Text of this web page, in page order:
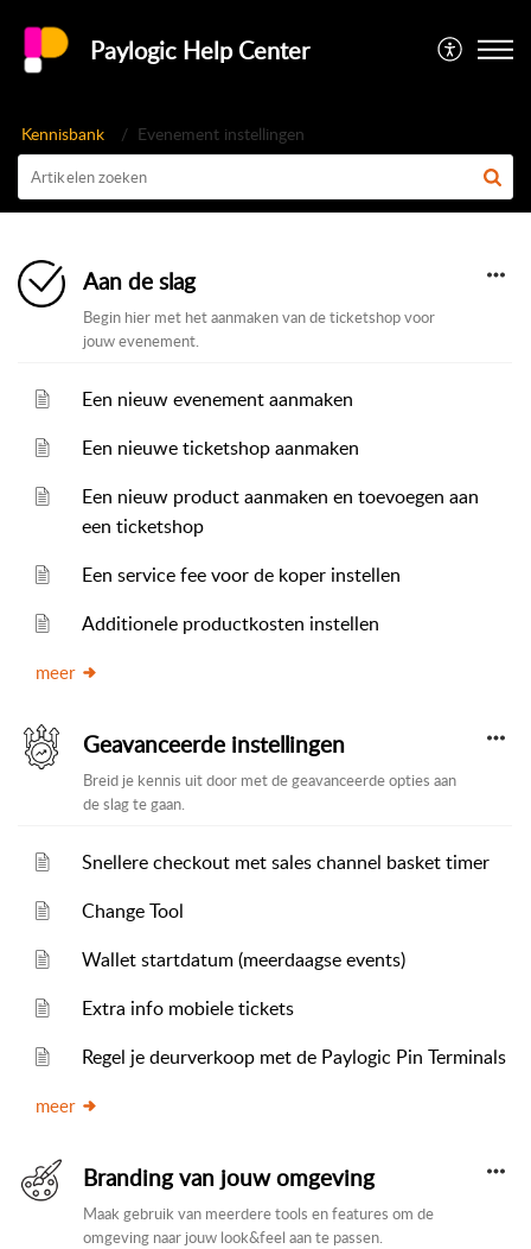
Paylogic Help Center
Kennisbank Evenement instellingen
Aan de slag
Begin hier met het aanmaken van de ticketshop voor
jouw evenement.
Een nieuw evenement aanmaken
Een nieuwe ticketshop aanmaken
Een nieuw product aanmaken en toevoegen aan
een ticketshop
Een service fee voor de koper instellen
Additionele productkosten instellen
meer
Geavanceerde instellingen
Breid je kennis uit door met de geavanceerde opties aan
de slag te gaan.
Snellere checkout met sales channel basket timer
Change Tool
Wallet startdatum (meerdaagse events)
Extra info mobiele tickets
Regel je deurverkoop met de Paylogic Pin Terminals
meer
Branding van jouw omgeving
Maak gebruik van meerdere tools en features om de
omgeving naar jouw look&feel aan te passen.